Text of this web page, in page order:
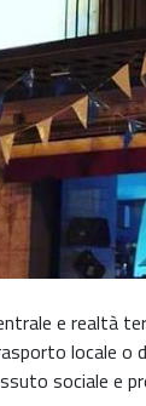
e realtà
locale
sociale e